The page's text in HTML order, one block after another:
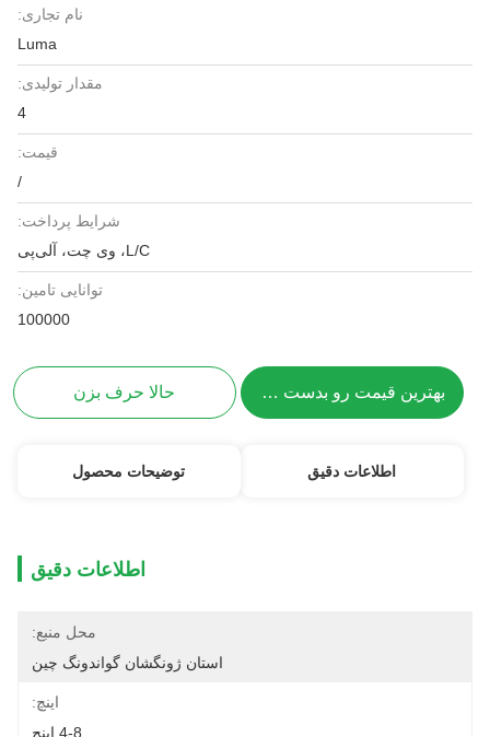
نام تجاری:
Luma
مقدار تولیدی:
4
قیمت:
/
شرایط پرداخت:
L/C، وی چت، آلی‌پی
توانایی تامین:
100000
بهترین قیمت رو بدست بیار حالا حرف بزن
اطلاعات دقیق توضیحات محصول
اطلاعات دقیق
محل منبع:
استان ژونگشان گواندونگ چین
اینچ:
4-8 اینچ